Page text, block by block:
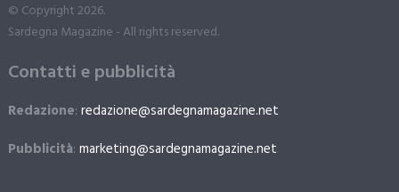
© Copyright 2026.
Sardegna Magazine - All rights reserved.
Contatti e pubblicità
Redazione: redazione@sardegnamagazine.net
Pubblicità: marketing@sardegnamagazine.net